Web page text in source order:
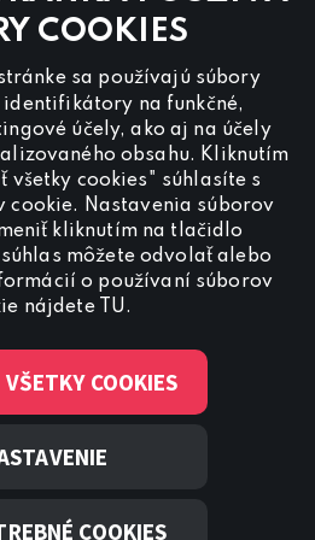
COOKIES
sa používajú súbory
na funkčné,
účely, ako aj na účely
obsahu. Kliknutím
všetky cookies" súhlasíte s
cookie. Nastavenia súborov
kliknutím na tlačidlo
môžete odvolať alebo
o používaní súborov
nájdete
TU.
COOKIES
COOKIES
Sport
S. à r.l. – Všetky práva vyhradené
Borschette 4, L-1246